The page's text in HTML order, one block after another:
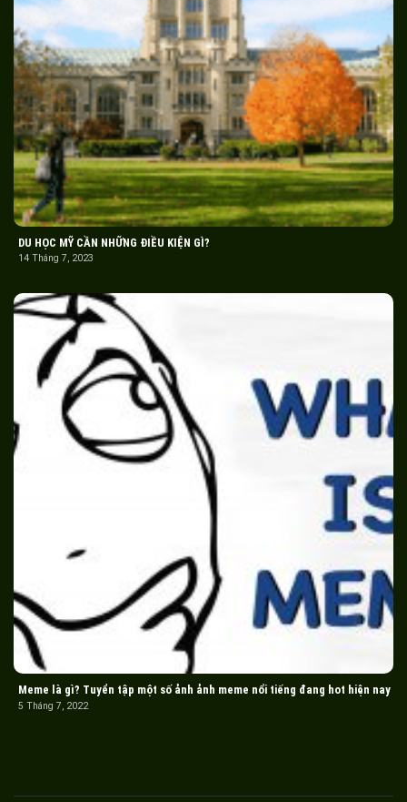
DU HỌC MỸ CẦN NHỮNG ĐIỀU KIỆN GÌ?
14 Tháng 7, 2023
Meme là gì? Tuyển tập một số ảnh ảnh meme nổi tiếng đang hot hiện nay
5 Tháng 7, 2022